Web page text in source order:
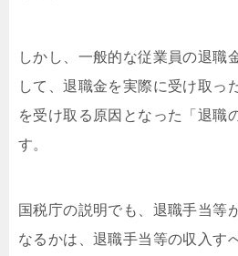
しかし、一般的な従業員の退職
して、退職金を実際に受け取っ
を受け取る原因となった「退職
す。
国税庁の説明でも、退職手当等
なるかは、退職手当等の収入す